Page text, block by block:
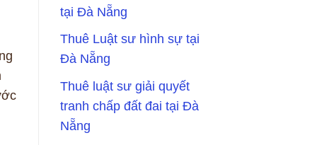
tại Đà Nẵng
Thuê Luật sư hình sự tại
Đà Nẵng
Thuê luật sư giải quyết
tranh chấp đất đai tại Đà
Nẵng